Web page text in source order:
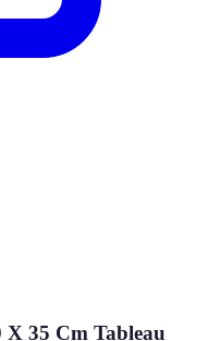
X 35 Cm Tableau